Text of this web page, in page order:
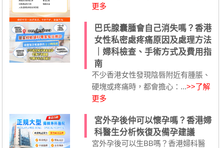
更多
巴氏腺囊腫會自己消失嗎？香港
女性私密處疼痛原因及處理方法
｜婦科檢查、手術方式及費用指
南
不少香港女性發現陰唇附近有腫脹、
硬塊或疼痛時，都會擔心：...>>了解
更多
宮外孕後仲可以懷孕嗎？香港婦
科醫生分析恢復及備孕建議
宮外孕後可以生BB嗎？香港婦科醫